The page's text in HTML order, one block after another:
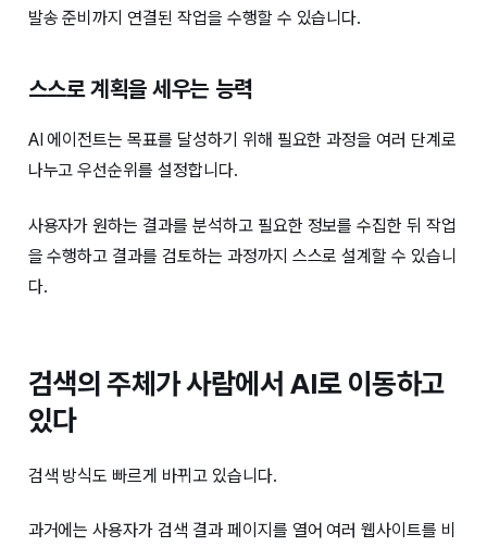
발송 준비까지 연결된 작업을 수행할 수 있습니다.
스스로 계획을 세우는 능력
AI 에이전트는 목표를 달성하기 위해 필요한 과정을 여러 단계로
나누고 우선순위를 설정합니다.
사용자가 원하는 결과를 분석하고 필요한 정보를 수집한 뒤 작업
을 수행하고 결과를 검토하는 과정까지 스스로 설계할 수 있습니
다.
검색의 주체가 사람에서 AI로 이동하고
있다
검색 방식도 빠르게 바뀌고 있습니다.
과거에는 사용자가 검색 결과 페이지를 열어 여러 웹사이트를 비